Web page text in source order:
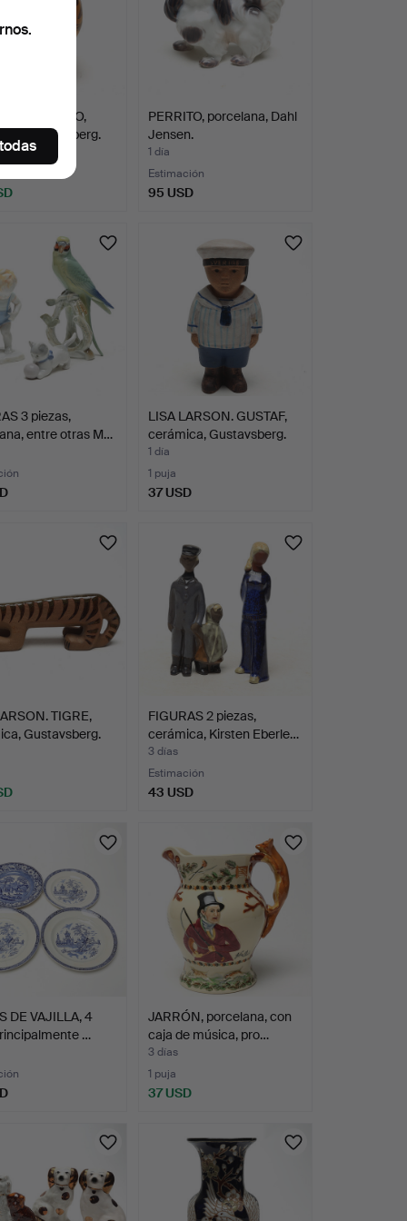
GATO,
Gustavsberg.
PERRITO, porcelana, Dahl
Jensen.
1 día
Estimación
95 USD
3 piezas,
entre otras M…
LISA LARSON. GUSTAF,
cerámica, Gustavsberg.
1 día
1 puja
37 USD
TIGRE,
Gustavsberg.
FIGURAS 2 piezas,
cerámica, Kirsten Eberle…
3 días
Estimación
43 USD
DE VAJILLA, 4
…
JARRÓN, porcelana, con
caja de música, pro…
3 días
1 puja
37 USD